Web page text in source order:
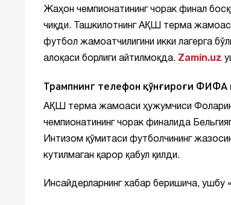
Жаҳон чемпионатининг чорак финал
чиқди. Ташкилотнинг АҚШ терма
футбол жамоатчилигини икки лагерга
алоқаси борлиги айтилмоқда. Zamin.uz
Трампнинг телефон қўнғироғи ФИФА
АҚШ терма жамоаси ҳужумчиси Фоларин
чемпионатининг чорак финалида
Интизом қўмитаси футболчининг
кутилмаган қарор қабул қилди.
Инсайдерларнинг хабар беришича,